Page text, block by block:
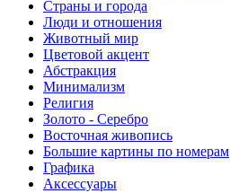
Страны и города
Люди и отношения
Животный мир
Цветовой акцент
Абстракция
Минимализм
Религия
Золото - Серебро
Восточная живопись
Большие картины по номерам
Графика
Аксессуары